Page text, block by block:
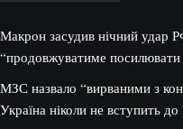
Макрон засудив нічний удар
“продовжуватиме
МЗС назвало “вирваними з
Україна ніколи не вступить